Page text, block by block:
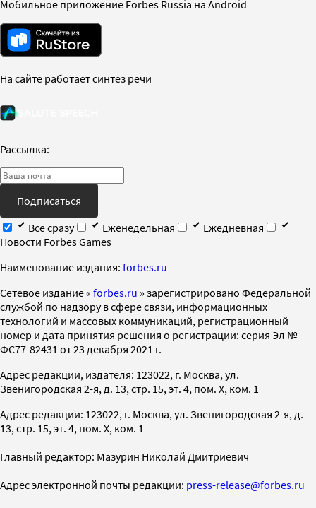
Мобильное приложение Forbes Russia на Android
На сайте работает синтез речи
Рассылка:
Подписаться
Все сразу
Еженедельная
Ежедневная
Новости Forbes Games
Наименование издания: forbes.ru
Cетевое издание « forbes.ru » зарегистрировано Федеральной
службой по надзору в сфере связи, информационных
технологий и массовых коммуникаций, регистрационный
номер и дата принятия решения о регистрации: серия Эл №
ФС77-82431 от 23 декабря 2021 г.
Адрес редакции, издателя: 123022, г. Москва, ул.
Звенигородская 2-я, д. 13, стр. 15, эт. 4, пом. X, ком. 1
Адрес редакции: 123022, г. Москва, ул. Звенигородская 2-я, д.
13, стр. 15, эт. 4, пом. X, ком. 1
Главный редактор: Мазурин Николай Дмитриевич
Адрес электронной почты редакции: press-release@forbes.ru